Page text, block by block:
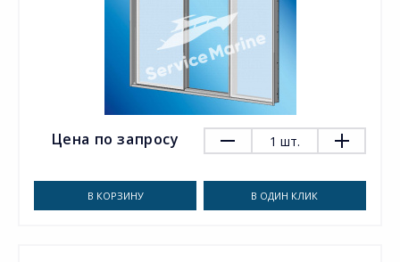
Цена по запросу 1 шт.
В КОРЗИНУ В ОДИН КЛИК